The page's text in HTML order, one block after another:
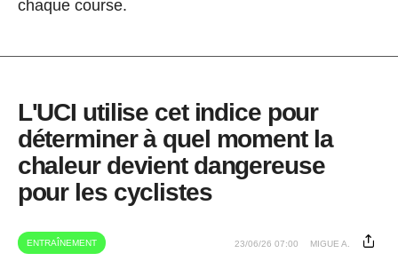
chaque course.
L'UCI utilise cet indice pour
déterminer à quel moment la
chaleur devient dangereuse
pour les cyclistes
ENTRAÎNEMENT 23/06/26 07:00 MIGUE A.